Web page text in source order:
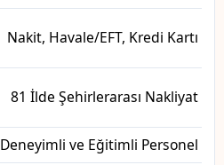
Nakit, Havale/EFT, Kredi Kartı
81 İlde Şehirlerarası Nakliyat
Deneyimli ve Eğitimli Personel